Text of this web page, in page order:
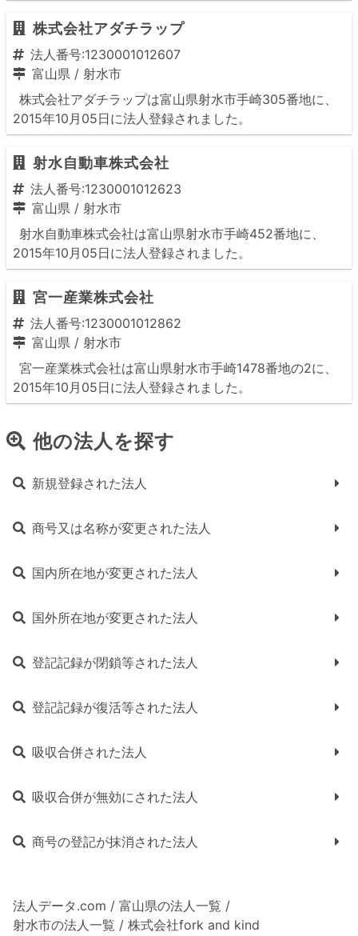
株式会社アダチラップ
法人番号:1230001012607
富山県 / 射水市
株式会社アダチラップは富山県射水市手崎305番地に、
2015年10月05日に法人登録されました。
射水自動車株式会社
法人番号:1230001012623
富山県 / 射水市
射水自動車株式会社は富山県射水市手崎452番地に、
2015年10月05日に法人登録されました。
宮一産業株式会社
法人番号:1230001012862
富山県 / 射水市
宮一産業株式会社は富山県射水市手崎1478番地の2に、
2015年10月05日に法人登録されました。
他の法人を探す
新規登録された法人
商号又は名称が変更された法人
国内所在地が変更された法人
国外所在地が変更された法人
登記記録が閉鎖等された法人
登記記録が復活等された法人
吸収合併された法人
吸収合併が無効にされた法人
商号の登記が抹消された法人
法人データ.com / 富山県の法人一覧 /
射水市の法人一覧 / 株式会社fork and kind